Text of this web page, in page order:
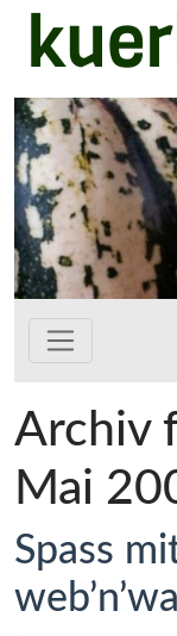
Zum Hauptinhalt
Archiv
Mai
Spass